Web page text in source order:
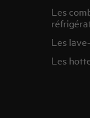
Les
Les
Les